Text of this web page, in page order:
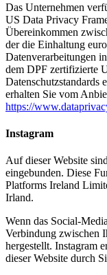
Das Unternehmen
US Data Privacy
Übereinkommen
der die Einhaltung
Datenverarbeitungen
dem DPF zertifizierte
Datenschutzstandards
erhalten Sie vom
https://
Instagram
Auf dieser Website
eingebunden. Diese
Platforms Ireland
Irland.
Wenn das Social-
Verbindung zwischen
hergestellt. Instagram
dieser Website durch